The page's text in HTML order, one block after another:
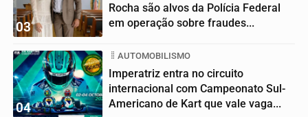
03
Rocha são alvos da Polícia Federal
em operação sobre fraudes...
04
AUTOMOBILISMO
Imperatriz entra no circuito
internacional com Campeonato Sul-
Americano de Kart que vale vaga...